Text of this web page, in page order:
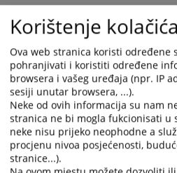
a
date.
Press
the
question
mark
key
to
get
the
keyboard
a
date.
Press
the
question
mark
key
to
get
the
Korištenje kolačića
Ova web stranica koristi određene
pohranjivati i koristiti određene
browsera i vašeg uređaja (npr. IP
sesiji unutar browsera, ...).
Neke od ovih informacija su nam
stranica ne bi mogla fukcionisati u
neke nisu prijeko neophodne a
procjenu nivoa posjećenosti,
stranice...).